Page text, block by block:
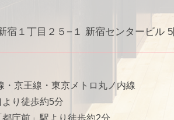
宿１丁目２５−１ 新宿センタービル
・京王線・東京メトロ丸ノ内線
より徒歩約5分
庁前」駅より徒歩約2分